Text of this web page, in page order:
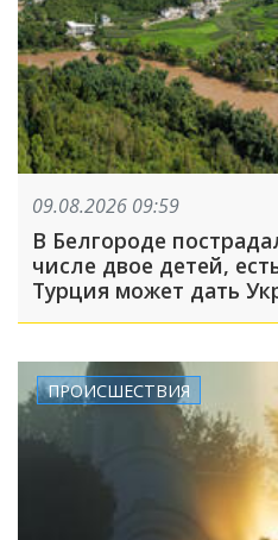
09.08.2026 09:59
В Белгороде
числе двое детей,
Турция может дать
оружие: что
ПРОИСШЕСТВИЯ